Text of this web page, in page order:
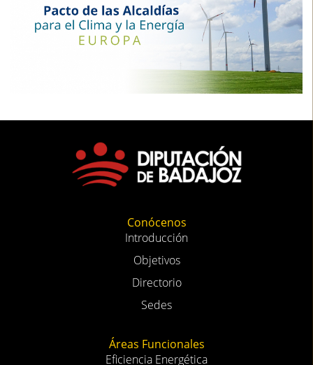
Conócenos
Introducción
Objetivos
Directorio
Sedes
Áreas Funcionales
Eficiencia Energética